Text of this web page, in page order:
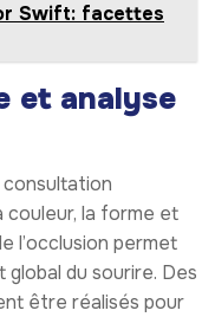
Swift: facettes
et analyse
la forme et
l’occlusion permet
du sourire. Des
être réalisés pour